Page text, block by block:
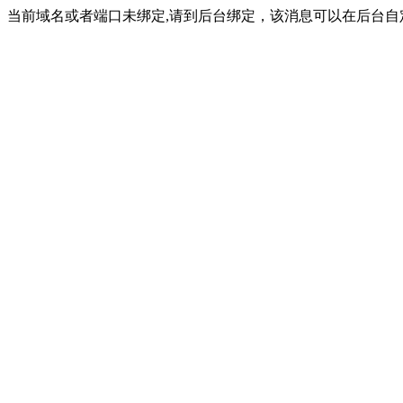
当前域名或者端口未绑定,请到后台绑定，该消息可以在后台自